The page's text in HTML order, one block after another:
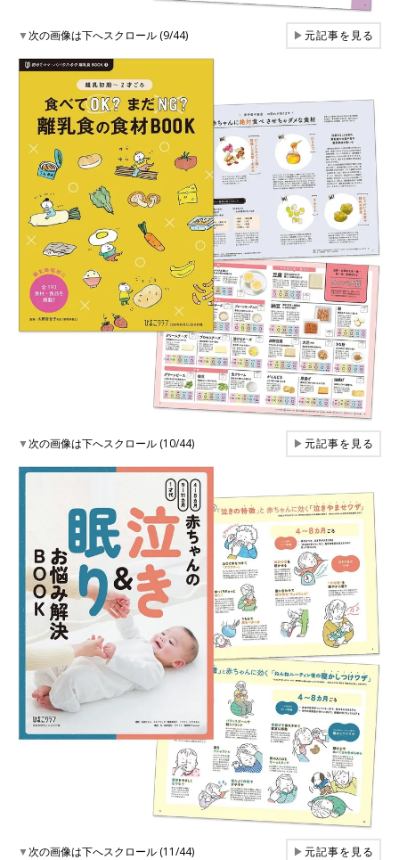
▼次の画像は下へスクロール (9/44) ▶元記事を見る
▼次の画像は下へスクロール (10/44) ▶元記事を見る
▼次の画像は下へスクロール (11/44) ▶元記事を見る